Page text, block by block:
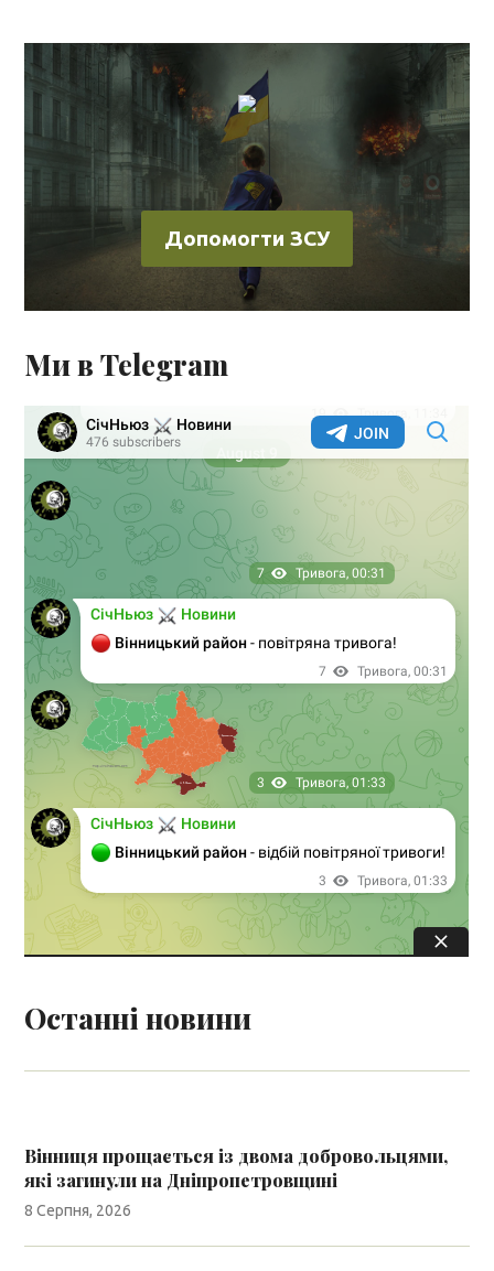
Допомогти ЗСУ
Ми в Telegram
Останні новини
Вінниця прощається із двома добровольцями,
які загинули на Дніпропетровщині
8 Серпня, 2026